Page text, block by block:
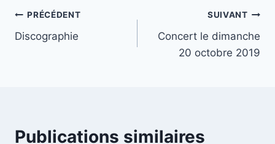
Navigation
de
PRÉCÉDENT
Discographie
SUIVANT
Concert le dimanche
20 octobre 2019
Publications similaires